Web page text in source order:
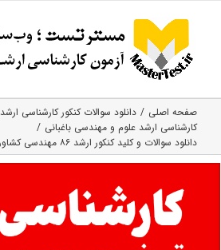
content
صفحه اصلی
دانلود سوالات کنکور کارشناسی ارشد
کارشناسی ارشد علوم و مهندسی باغبانی
دانلود سوالات و کلید کنکور ارشد ۸۶ مهندسی کشاورزی – علوم باغبانی (رایگان)